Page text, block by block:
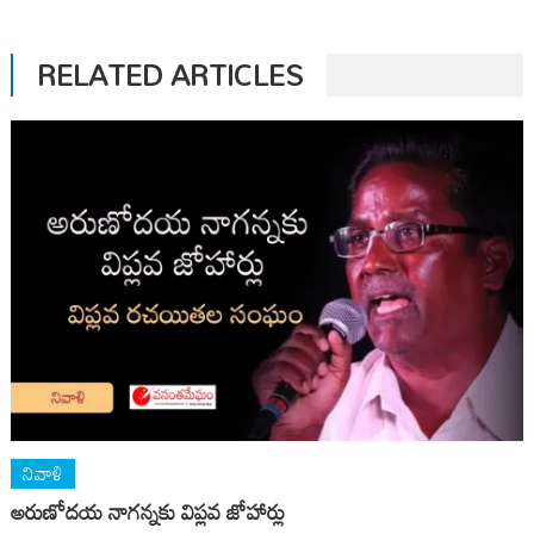
RELATED ARTICLES
నివాళి
అరుణోదయ నాగన్నకు విప్లవ జోహార్లు